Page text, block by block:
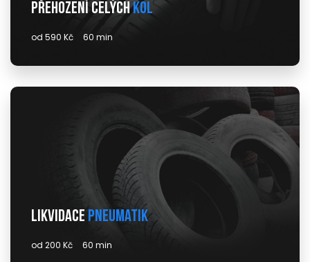
Přehození celýchkol
od 590 Kč 60 min
Likvidace pneumatik
od 200 Kč 60 min